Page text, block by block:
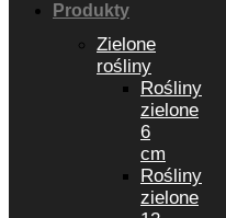
Produkty
Zielone
rośliny
Rośliny
zielone
6
cm
Rośliny
zielone